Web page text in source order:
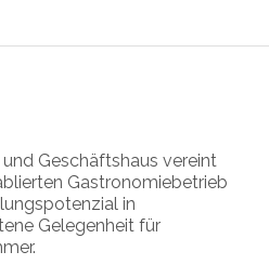
Geschäftshaus vereint
Gastronomiebetrieb
in
Gelegenheit für